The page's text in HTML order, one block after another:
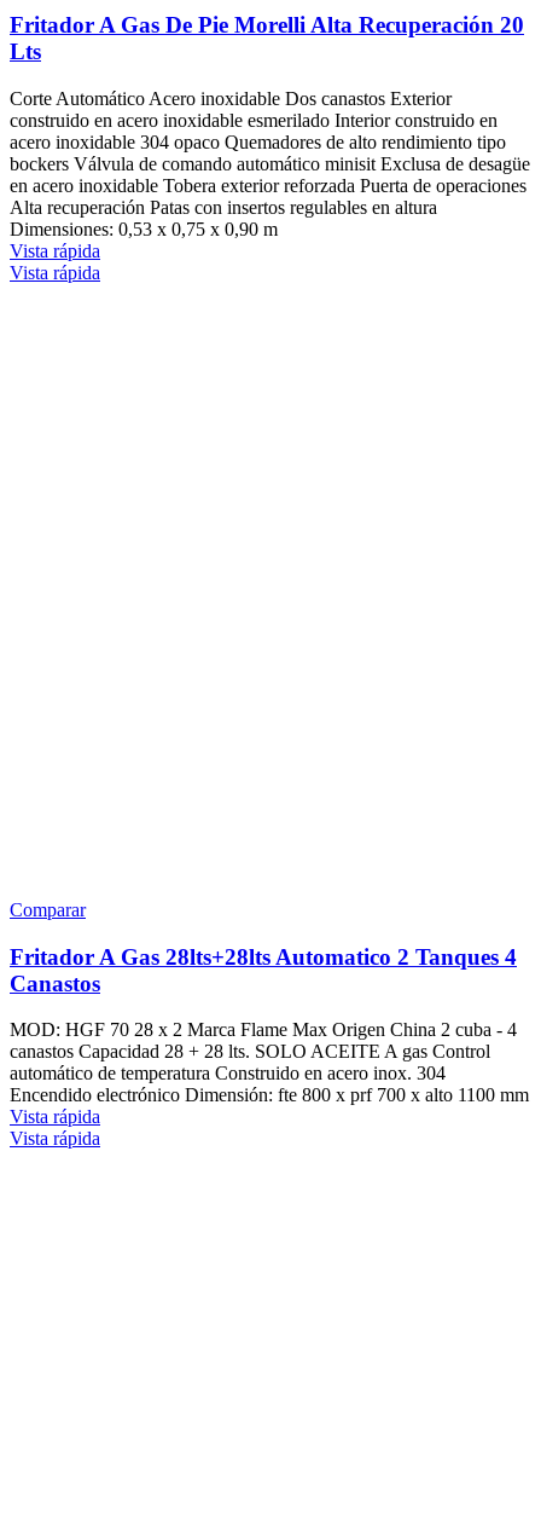
Fritador A Gas De Pie Morelli Alta Recuperación 20
Lts
Corte Automático Acero inoxidable Dos canastos Exterior
construido en acero inoxidable esmerilado Interior construido en
acero inoxidable 304 opaco Quemadores de alto rendimiento tipo
bockers Válvula de comando automático minisit Exclusa de desagüe
en acero inoxidable Tobera exterior reforzada Puerta de operaciones
Alta recuperación Patas con insertos regulables en altura
Dimensiones: 0,53 x 0,75 x 0,90 m
Vista rápida
Vista rápida
Comparar
Fritador A Gas 28lts+28lts Automatico 2 Tanques 4
Canastos
MOD: HGF 70 28 x 2 Marca Flame Max Origen China 2 cuba - 4
canastos Capacidad 28 + 28 lts. SOLO ACEITE A gas Control
automático de temperatura Construido en acero inox. 304
Encendido electrónico Dimensión: fte 800 x prf 700 x alto 1100 mm
Vista rápida
Vista rápida